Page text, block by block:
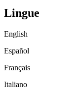
Lingue
English
Español
Français
Italiano